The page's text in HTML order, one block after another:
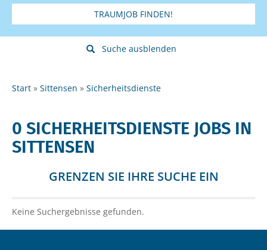
TRAUMJOB FINDEN!
Suche ausblenden
Start Sittensen Sicherheitsdienste
0 SICHERHEITSDIENSTE JOBS IN
SITTENSEN
GRENZEN SIE IHRE SUCHE EIN
Keine Suchergebnisse gefunden.